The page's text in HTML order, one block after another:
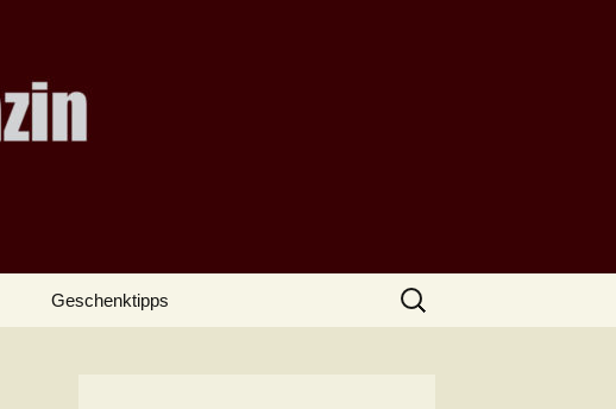
Geschenktipps
Suchen
nach: